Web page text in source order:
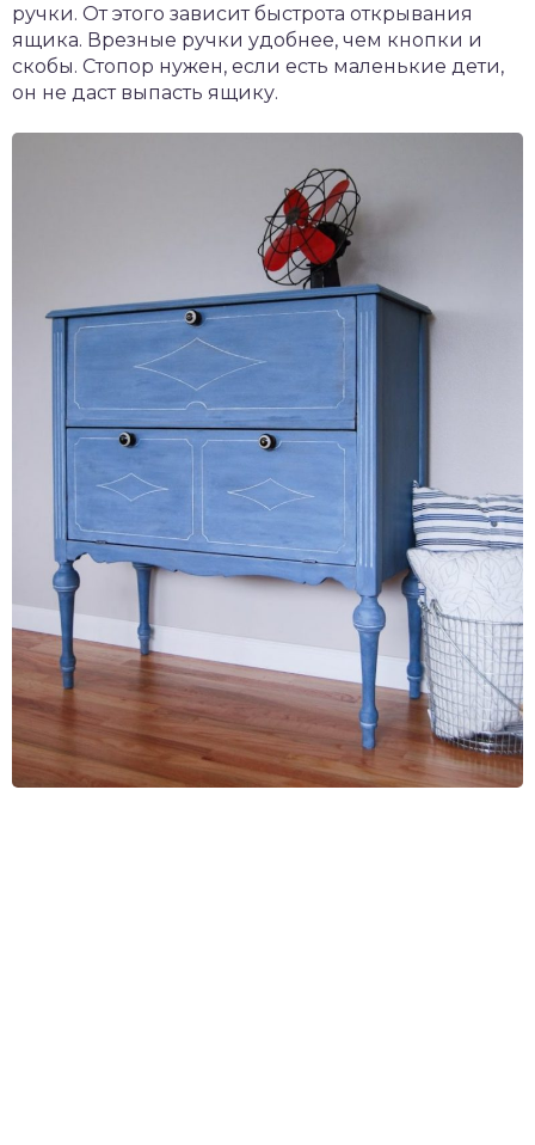
ручки. От этого зависит быстрота открывания
ящика. Врезные ручки удобнее, чем кнопки и
скобы. Стопор нужен, если есть маленькие дети,
он не даст выпасть ящику.